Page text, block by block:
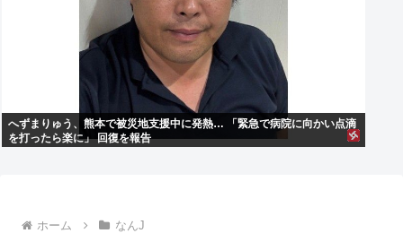
へずまりゅう、熊本で被災地支援中に発熱… 「緊急で病院に向かい点滴
を打ったら楽に」 回復を報告
ホーム なんJ